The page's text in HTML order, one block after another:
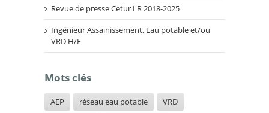
Revue de presse Cetur LR 2018-2025
Ingénieur Assainissement, Eau potable et/ou
VRD H/F
Mots clés
AEP réseau eau potable
VRD